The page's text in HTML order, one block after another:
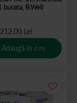
bucata, B.Well
212,00 Lei
Adaugă în coș